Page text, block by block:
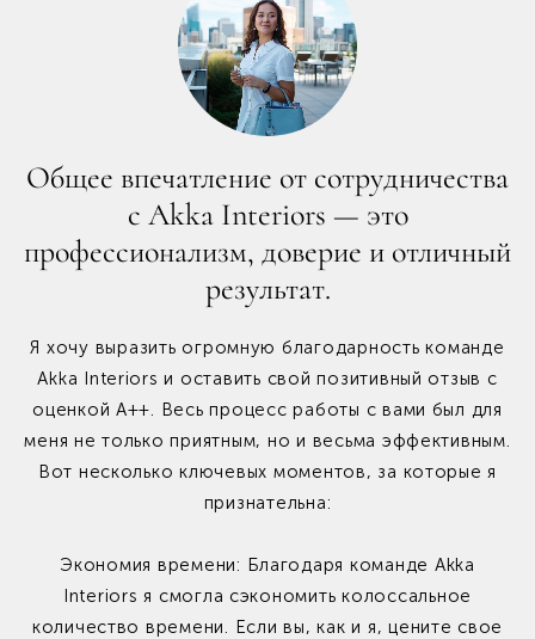
Общее впечатление от сотрудничества
с Akka Interiors — это
профессионализм, доверие и отличный
результат.
Я хочу выразить огромную благодарность команде
Akka Interiors и оставить свой позитивный отзыв с
оценкой А++. Весь процесс работы с вами был для
меня не только приятным, но и весьма эффективным.
Вот несколько ключевых моментов, за которые я
признательна:
Экономия времени: Благодаря команде Akka
Interiors я смогла сэкономить колоссальное
количество времени. Если вы, как и я, цените свое